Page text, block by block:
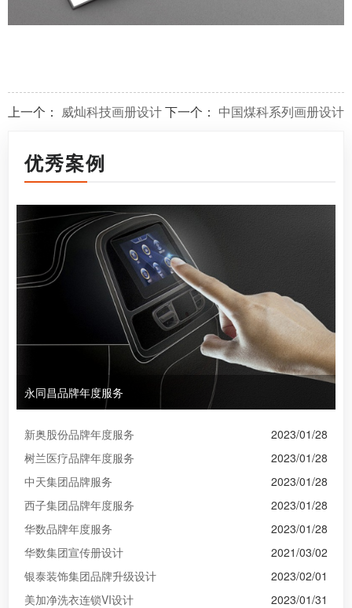
上一个： 威灿科技画册设计下一个： 中国煤科系列画册设计
优秀案例
永同昌品牌年度服务
2023/01/28
新奥股份品牌年度服务
2023/01/28
树兰医疗品牌年度服务
2023/01/28
中天集团品牌服务
2023/01/28
西子集团品牌年度服务
2023/01/28
华数品牌年度服务
2021/03/02
华数集团宣传册设计
2023/02/01
银泰装饰集团品牌升级设计
2023/01/31
美加净洗衣连锁VI设计